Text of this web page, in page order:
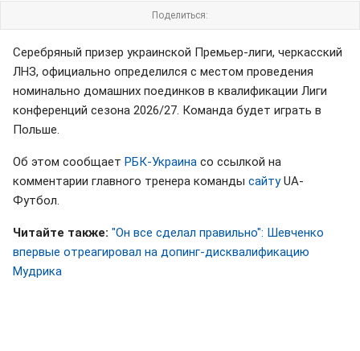
Поделиться:
Серебряный призер украинской Премьер-лиги, черкасский
ЛНЗ, официально определился с местом проведения
номинально домашних поединков в квалификации Лиги
конференций сезона 2026/27. Команда будет играть в
Польше.
Об этом сообщает РБК-Украина со ссылкой на
комментарии главного тренера команды сайтуUA-
Футбол.
Читайте также: "Он все сделал правильно": Шевченко
впервые отреагировал на допинг-дисквалификацию
Мудрика